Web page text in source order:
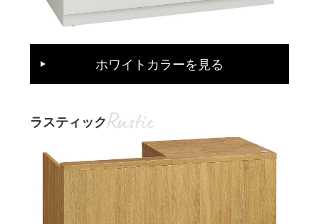
ホワイトカラーを見る
ラスティック